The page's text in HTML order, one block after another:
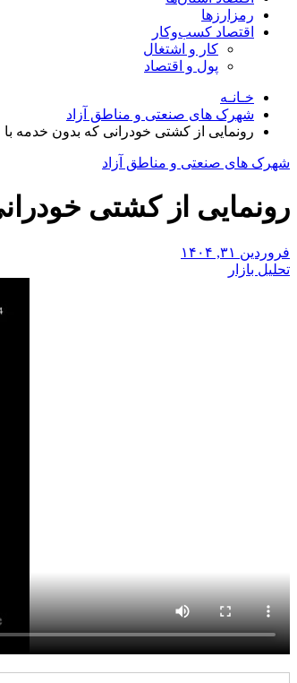
رمزارزها
اقتصاد کسب‌و‌کار
کار و اشتغال
پول و اقتصاد
خـانـه
شهرک های صنعتی و مناطق آزاد
رونمایی از کشتی خودرانی که بدون خدمه با ۴۰ تن بار دریانوردی می‌کند!
شهرک های صنعتی و مناطق آزاد
رونمایی از کشتی خودرانی که بدون خدمه
فروردین ۳۱, ۱۴۰۴
تحلیل بازار